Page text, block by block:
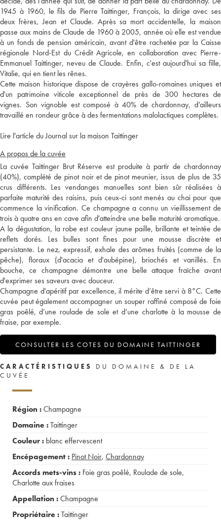
1945 à 1960, le fils de Pierre Taittinger, François, la dirige avec ses
deux frères, Jean et Claude. Après sa mort accidentelle, la maison
passe aux mains de Claude de 1960 à 2005, année où elle est vendue
à un fonds de pension américain, avant d'être rachetée par la Caisse
régionale Nord-Est du Crédit Agricole, en collaboration avec Pierre-
Emmanuel Taittinger, neveu de Claude. Enfin, c'est aujourd'hui sa fille,
Vitalie, qui en tient les rênes.
Cette maison historique dispose de crayères gallo-romaines uniques et
d'un patrimoine viticole exceptionnel de près de 300 hectares de
vignes. Son vignoble est composé à 40% de chardonnay, d’ailleurs
travaillé en rondeur grâce à des fermentations malolactiques complètes.
Lire l'article du Journal sur la maison Taittinger
A propos de la cuvée
La cuvée Taittinger Brut Réserve est produite à partir de chardonnay
(40%), complété de pinot noir et de pinot meunier, issus de plus de 35
crus différents. Les vendanges manuelles sont bien sûr réalisées à
parfaite maturité des raisins, puis ceux-ci sont menés au chai pour que
commence la vinification. Ce champagne a connu un vieillissement de
trois à quatre ans en cave afin d'atteindre une belle maturité aromatique.
A la dégustation, la robe est couleur jaune paille, brillante et teintée de
reflets dorés. Les bulles sont fines pour une mousse discrète et
persistante. Le nez, expressif, exhale des arômes fruités (comme de la
pêche), floraux (d'acacia et d'aubépine), briochés et vanillés. En
bouche, ce champagne démontre une belle attaque fraîche avant
d'exprimer ses saveurs avec douceur.
Champagne d'apéritif par excellence, il mérite d’être servi à 8°C. Cette
cuvée peut également accompagner un souper raffiné composé de foie
gras poêlé, d’une roulade de sole et d’une charlotte à la mousse de
fraise, par exemple.
CONSULTER LES COTES DU DOMAINE TAITTINGER
CARACTÉRISTIQUES
DU DOMAINE & DE LA
CUVÉE
Région :Champagne
Domaine :Taittinger
Couleur : blanc effervescent
Encépagement : Pinot Noir, Chardonnay
Accords mets-vins : Foie gras poêlé, Roulade de sole,
Charlotte aux fraises
Appellation :Champagne
Propriétaire :Taittinger